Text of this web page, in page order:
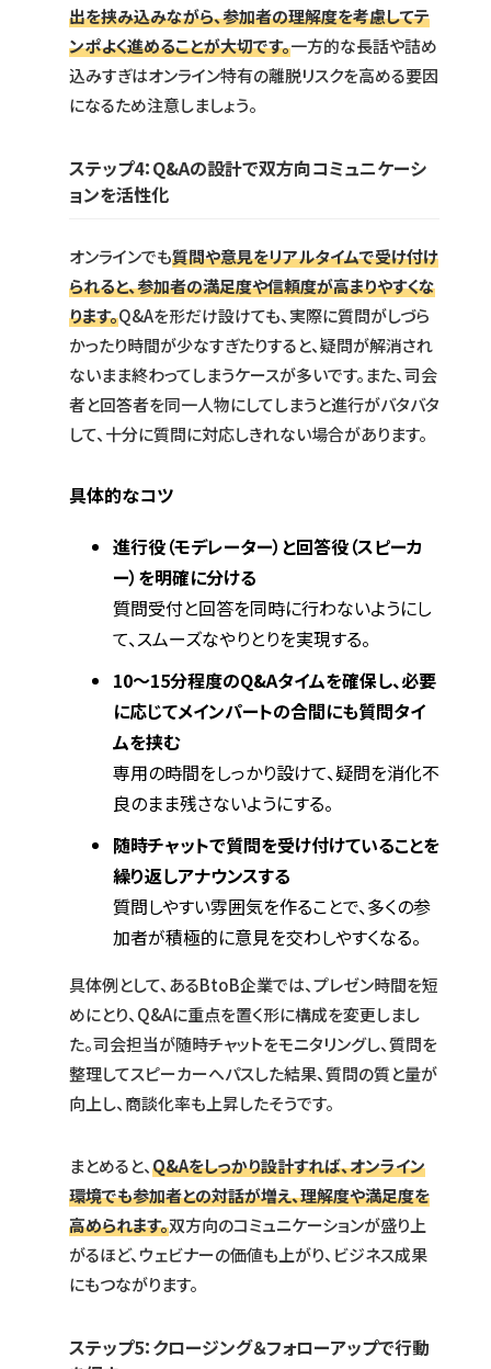
出を挟み込みながら、参加者の理解度を考慮してテ
ンポよく進めることが大切です。一方的な長話や詰め
込みすぎはオンライン特有の離脱リスクを高める要因
になるため注意しましょう。
ステップ4：Q&Aの設計で双方向コミュニケーシ
ョンを活性化
オンラインでも質問や意見をリアルタイムで受け付け
られると、参加者の満足度や信頼度が高まりやすくな
ります。Q&Aを形だけ設けても、実際に質問がしづら
かったり時間が少なすぎたりすると、疑問が解消され
ないまま終わってしまうケースが多いです。また、司会
者と回答者を同一人物にしてしまうと進行がバタバタ
して、十分に質問に対応しきれない場合があります。
具体的なコツ
進行役（モデレーター）と回答役（スピーカ
ー）を明確に分ける
質問受付と回答を同時に行わないようにし
て、スムーズなやりとりを実現する。
10〜15分程度のQ&Aタイムを確保し、必要
に応じてメインパートの合間にも質問タイ
ムを挟む
専用の時間をしっかり設けて、疑問を消化不
良のまま残さないようにする。
随時チャットで質問を受け付けていることを
繰り返しアナウンスする
質問しやすい雰囲気を作ることで、多くの参
加者が積極的に意見を交わしやすくなる。
具体例として、あるBtoB企業では、プレゼン時間を短
めにとり、Q&Aに重点を置く形に構成を変更しまし
た。司会担当が随時チャットをモニタリングし、質問を
整理してスピーカーへパスした結果、質問の質と量が
向上し、商談化率も上昇したそうです。
まとめると、Q&Aをしっかり設計すれば、オンライン
環境でも参加者との対話が増え、理解度や満足度を
高められます。双方向のコミュニケーションが盛り上
がるほど、ウェビナーの価値も上がり、ビジネス成果
にもつながります。
ステップ5：クロージング＆フォローアップで行動